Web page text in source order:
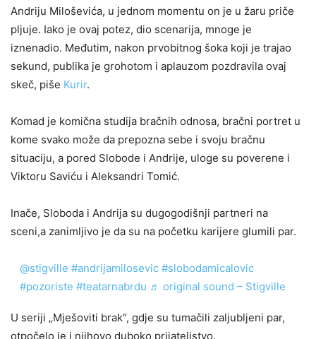
Andriju Miloševića, u jednom momentu on je u žaru priče
pljuje. Iako je ovaj potez, dio scenarija, mnoge je
iznenadio. Međutim, nakon prvobitnog šoka koji je trajao
sekund, publika je grohotom i aplauzom pozdravila ovaj
skeč, piše Kurir.
Komad je komična studija bračnih odnosa, bračni portret u
kome svako može da prepozna sebe i svoju bračnu
situaciju, a pored Slobode i Andrije, uloge su poverene i
Viktoru Saviću i Aleksandri Tomić.
Inače, Sloboda i Andrija su dugogodišnji partneri na
sceni,a zanimljivo je da su na početku karijere glumili par.
@stigville #andrijamilosevic #slobodamicalovic
#pozoriste #teatarnabrdu ♬ original sound – Stigville
U seriji „Mješoviti brak“, gdje su tumačili zaljubljeni par,
otpočelo je i njihovo duboko prijateljstvo.